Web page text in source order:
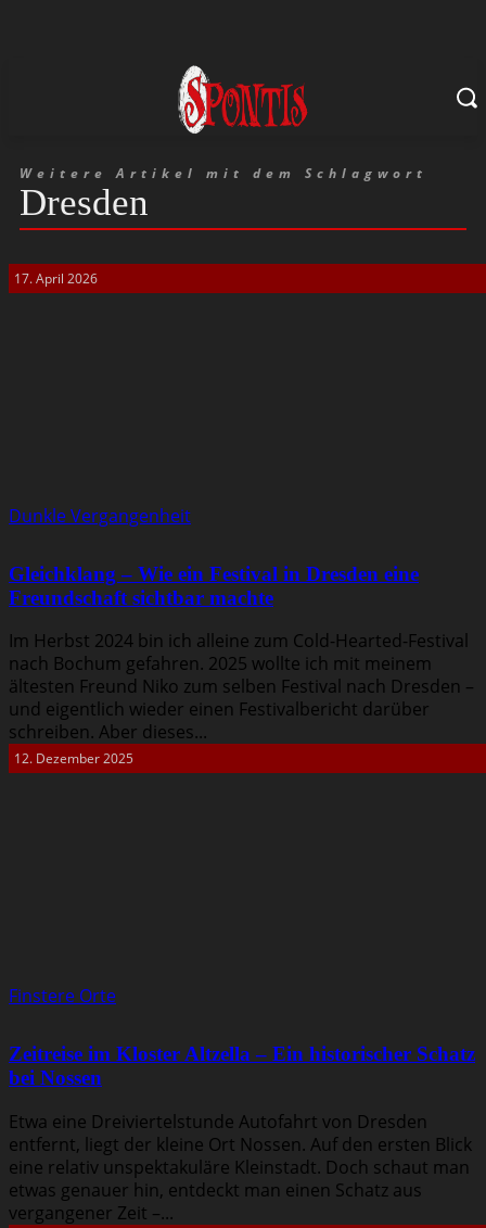
Weitere Artikel mit dem Schlagwort
Dresden
17. April 2026
Dunkle Vergangenheit
Gleichklang – Wie ein Festival in Dresden eine
Freundschaft sichtbar machte
Im Herbst 2024 bin ich alleine zum Cold-Hearted-Festival
nach Bochum gefahren. 2025 wollte ich mit meinem
ältesten Freund Niko zum selben Festival nach Dresden –
und eigentlich wieder einen Festivalbericht darüber
schreiben. Aber dieses...
12. Dezember 2025
Finstere Orte
Zeitreise im Kloster Altzella – Ein historischer Schatz
bei Nossen
Etwa eine Dreiviertelstunde Autofahrt von Dresden
entfernt, liegt der kleine Ort Nossen. Auf den ersten Blick
eine relativ unspektakuläre Kleinstadt. Doch schaut man
etwas genauer hin, entdeckt man einen Schatz aus
vergangener Zeit –...